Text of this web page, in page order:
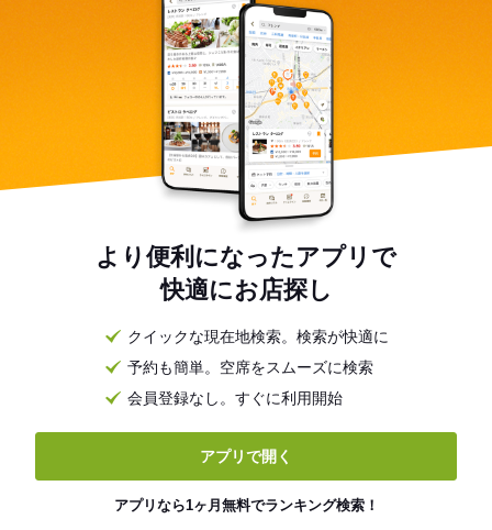
より便利になったアプリで
快適にお店探し
クイックな現在地検索。検索が快適に
予約も簡単。空席をスムーズに検索
会員登録なし。すぐに利用開始
アプリで開く
アプリなら1ヶ月無料でランキング検索！